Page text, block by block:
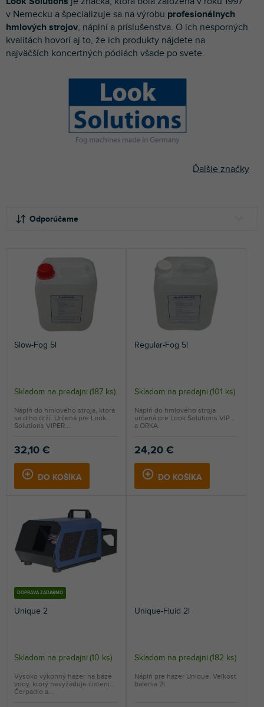
v Nemecku a špecializuje sa na výrobu profesionálnych
hmlových strojov, náplní a príslušenstva. O ich nesporných
kvalitách hovorí aj to, že ich produkty nájdete na
najväčších koncertných pódiách všade po svete.
Ďalšie značky
Odporúčame
NAJDRAHŠIE
ABECEDNE
p
r
o
d
u
Slow-Fog 5l
Skladom na predajni (187 ks)
32,10 €
DO KOŠÍKA
Náplň do hmlového stroja, ktorá
sa dlho drží. Určená pre Look
Solutions VIPER...
Regular-Fog 5l
Skladom na predajni (101 ks)
24,20 €
DO KOŠÍKA
Náplň do hmlového stroja
určená pre Look Solutions VIPER
a ORKA.
DOPRAVA ZADARMO
Unique 2
Skladom na predajni (10 ks)
Vysoko výkonný hazer na báze
vody, ktorý nevyžaduje čistenie.
Čerpadlo a...
Unique-Fluid 2l
Skladom na predajni (182 ks)
Náplň pre hazer Unique. Veľkosť
balenia 2l.